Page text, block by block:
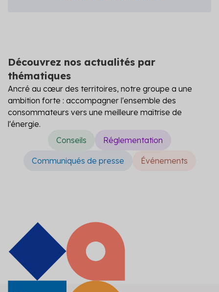
Tertiaire
Transport
Découvrez nos actualités par
thématiques
Ancré au cœur des territoires, notre groupe a une
ambition forte : accompagner l'ensemble des
consommateurs vers une meilleure maîtrise de
l'énergie.
Conseils
Réglementation
Communiqués de presse Événements